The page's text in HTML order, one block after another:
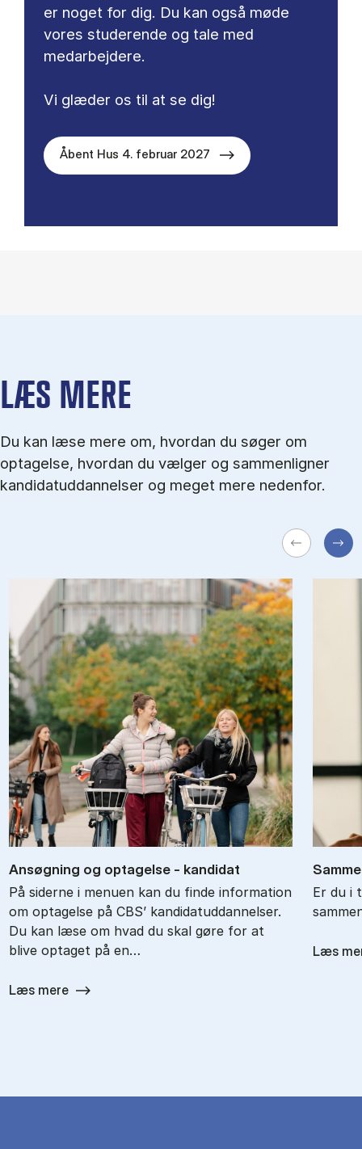
er noget for dig. Du kan også møde
vores studerende og tale med
medarbejdere.
Vi glæder os til at se dig!
Åbent Hus 4. februar 2027
LÆS MERE
Du kan læse mere om, hvordan du søger om
optagelse, hvordan du vælger og sammenligner
kandidatuddannelser og meget mere nedenfor.
An­søg­ning og op­ta­gel­se - kan­di­dat
På siderne i menuen kan du finde information
om optagelse på CBS’ kandidatuddannelser.
Du kan læse om hvad du skal gøre for at
blive optaget på en…
Læs mere
Er du i
Læs